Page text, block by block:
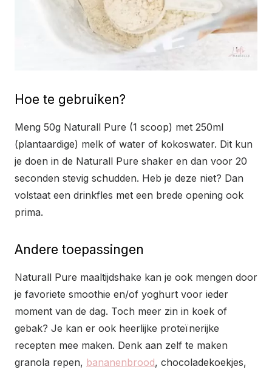
Hoe te gebruiken?
Meng 50g Naturall Pure (1 scoop) met 250ml
(plantaardige) melk of water of kokoswater. Dit kun
je doen in de Naturall Pure shaker en dan voor 20
seconden stevig schudden. Heb je deze niet? Dan
volstaat een drinkfles met een brede opening ook
prima.
Andere toepassingen
Naturall Pure maaltijdshake kan je ook mengen door
je favoriete smoothie en/of yoghurt voor ieder
moment van de dag. Toch meer zin in koek of
gebak? Je kan er ook heerlijke proteïnerijke
recepten mee maken. Denk aan zelf te maken
granola repen, bananenbrood, chocoladekoekjes,